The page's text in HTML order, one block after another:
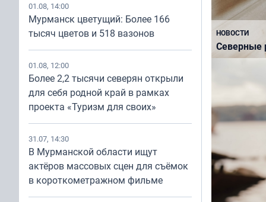
01.08, 14:00
Мурманск цветущий: Более 166
тысяч цветов и 518 вазонов
01.08, 12:00
Более 2,2 тысячи северян открыли
для себя родной край в рамках
проекта «Туризм для своих»
31.07, 14:30
В Мурманской области ищут
актёров массовых сцен для съёмок
в короткометражном фильме
могут
НОВОСТИ
Северные
НОВОСТИ